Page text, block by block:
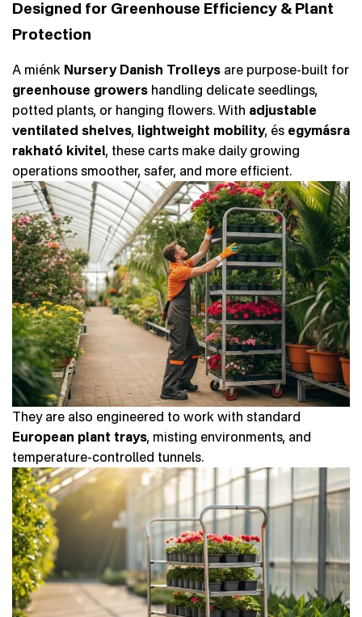
Designed for Greenhouse Efficiency & Plant
Protection
A miénk Nursery Danish Trolleys are purpose-built for
greenhouse growers handling delicate seedlings,
potted plants, or hanging flowers. With adjustable
ventilated shelves, lightweight mobility, és egymásra
rakható kivitel, these carts make daily growing
operations smoother, safer, and more efficient.
They are also engineered to work with standard
European plant trays, misting environments, and
temperature-controlled tunnels.